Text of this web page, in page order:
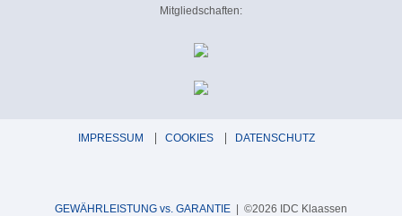
Mitgliedschaften:
IMPRESSUM COOKIES DATENSCHUTZ
GEWÄHRLEISTUNG vs. GARANTIE | ©2026 IDC Klaassen